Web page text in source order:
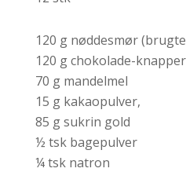
120 g nøddesmør
120 g chokolade-knapper
70 g mandelmel
15 g kakaopulver,
85 g sukrin gold
½ tsk bagepulver
¼ tsk natron